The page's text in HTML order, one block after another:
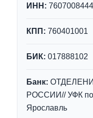
ИНН: 7607008444
КПП: 760401001
БИК: 017888102
Банк:
РОССИИ// УФК по
Ярославль